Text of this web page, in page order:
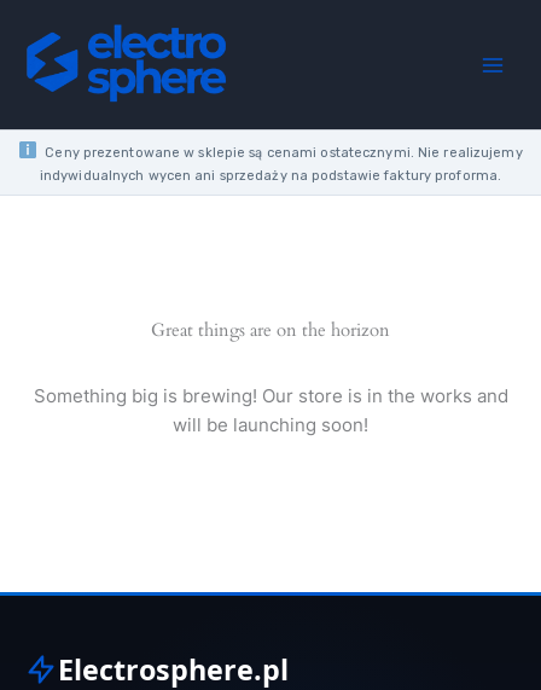
content
Ceny prezentowane w sklepie są cenami ostatecznymi. Nie realizujemy
indywidualnych wycen ani sprzedaży na podstawie faktury proforma.
Great things are on the horizon
Something big is brewing! Our store is in the works and
will be launching soon!
Electrosphere.pl
BROWN
SINGLE-
CORE
WIRE
450/750V
CLASS